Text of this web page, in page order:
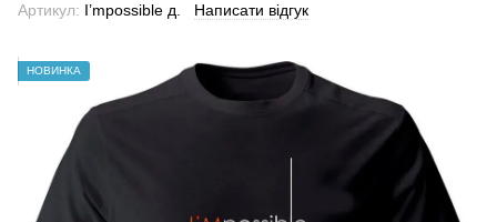
Артикул: I’mpossible д. Написати відгук
НОВИНКА